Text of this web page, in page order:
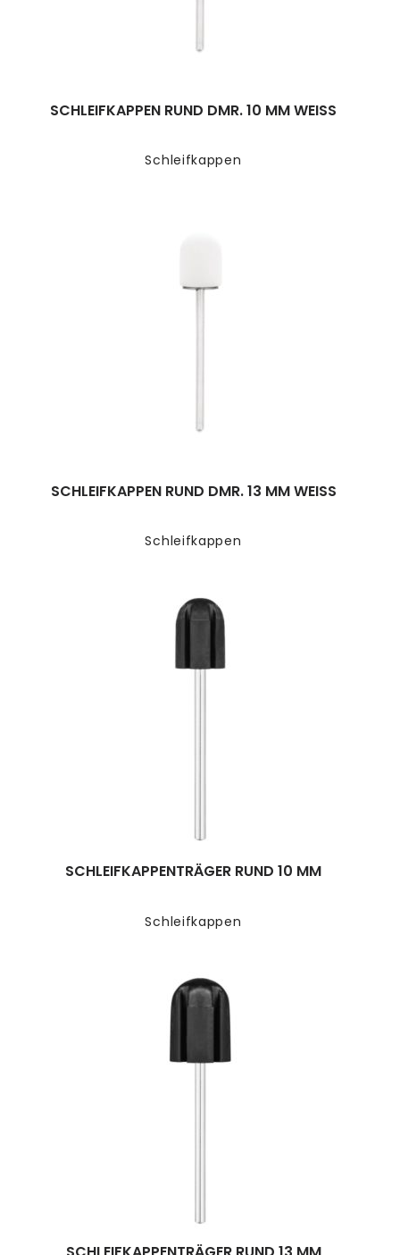
Schleifkappen
SCHLEIFKAPPEN RUND DMR. 10 MM WEISS
Schleifkappen
SCHLEIFKAPPEN RUND DMR. 13 MM WEISS
Schleifkappen
SCHLEIFKAPPENTRÄGER RUND 10 MM